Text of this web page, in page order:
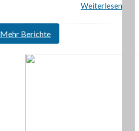
Weiterlesen
Mehr Berichte